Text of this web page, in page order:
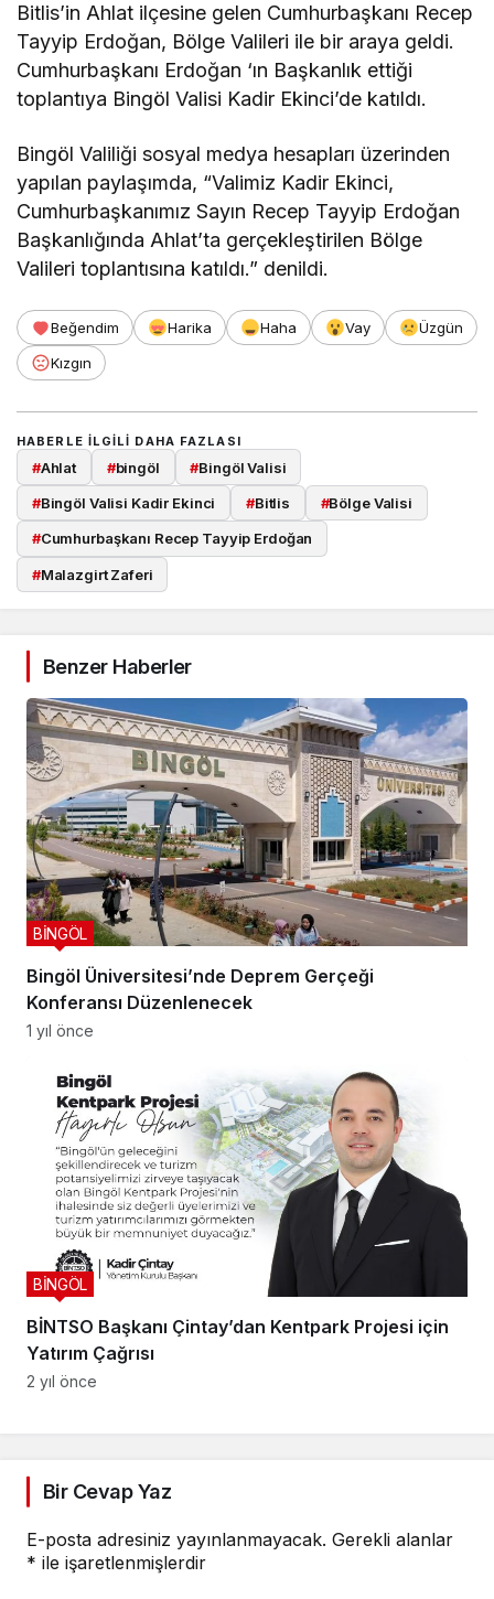
Bitlis’in Ahlat ilçesine gelen Cumhurbaşkanı Recep
Tayyip Erdoğan, Bölge Valileri ile bir araya geldi.
Cumhurbaşkanı Erdoğan ‘ın Başkanlık ettiği
toplantıya Bingöl Valisi Kadir Ekinci’de katıldı.
Bingöl Valiliği sosyal medya hesapları üzerinden
yapılan paylaşımda, “Valimiz Kadir Ekinci,
Cumhurbaşkanımız Sayın Recep Tayyip Erdoğan
Başkanlığında Ahlat’ta gerçekleştirilen Bölge
Valileri toplantısına katıldı.” denildi.
Beğendim Harika Haha Vay
Üzgün
Kızgın
HABERLE ILGILI DAHA FAZLASI
#Ahlat #bingöl #Bingöl Valisi
#Bingöl Valisi Kadir Ekinci #Bitlis #Bölge Valisi
#Cumhurbaşkanı Recep Tayyip Erdoğan
#Malazgirt Zaferi
Benzer Haberler
Bingöl Üniversitesi’nde Deprem Gerçeği
Konferansı Düzenlenecek
BİNGÖL
1 yıl önce
BİNTSO Başkanı Çintay’dan Kentpark Projesi için
Yatırım Çağrısı
BİNGÖL
2 yıl önce
Bir Cevap Yaz
E-posta adresiniz yayınlanmayacak. Gerekli alanlar
* ile işaretlenmişlerdir